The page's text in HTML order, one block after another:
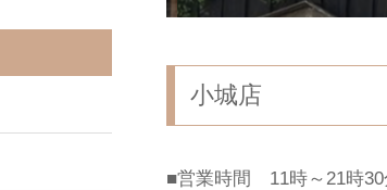
小城店
■営業時間 11時～21時